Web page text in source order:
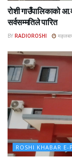
रोशी गाउँपालिकाको
सर्वसम्मतिले पारित
BY RADIOROSHI
ROSHI KHABAR E-